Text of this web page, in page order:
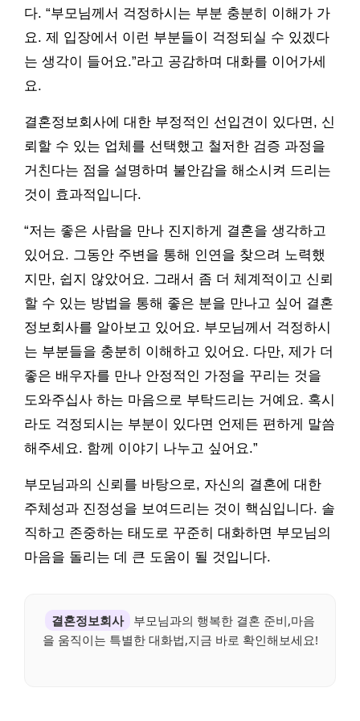
다. “부모님께서 걱정하시는 부분 충분히 이해가 가
요. 제 입장에서 이런 부분들이 걱정되실 수 있겠다
는 생각이 들어요.”라고 공감하며 대화를 이어가세
요.
결혼정보회사에 대한 부정적인 선입견이 있다면, 신
뢰할 수 있는 업체를 선택했고 철저한 검증 과정을
거친다는 점을 설명하며 불안감을 해소시켜 드리는
것이 효과적입니다.
“저는 좋은 사람을 만나 진지하게 결혼을 생각하고
있어요. 그동안 주변을 통해 인연을 찾으려 노력했
지만, 쉽지 않았어요. 그래서 좀 더 체계적이고 신뢰
할 수 있는 방법을 통해 좋은 분을 만나고 싶어 결혼
정보회사를 알아보고 있어요. 부모님께서 걱정하시
는 부분들을 충분히 이해하고 있어요. 다만, 제가 더
좋은 배우자를 만나 안정적인 가정을 꾸리는 것을
도와주십사 하는 마음으로 부탁드리는 거예요. 혹시
라도 걱정되시는 부분이 있다면 언제든 편하게 말씀
해주세요. 함께 이야기 나누고 싶어요.”
부모님과의 신뢰를 바탕으로, 자신의 결혼에 대한
주체성과 진정성을 보여드리는 것이 핵심입니다. 솔
직하고 존중하는 태도로 꾸준히 대화하면 부모님의
마음을 돌리는 데 큰 도움이 될 것입니다.
결혼정보회사
부모님과의 행복한 결혼 준비,마음
을 움직이는 특별한 대화법,지금 바로 확인해보세요!